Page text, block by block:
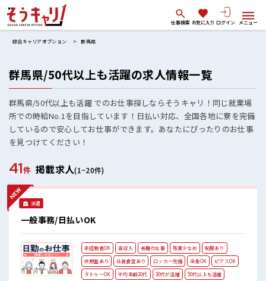
仕事検索 お気に入り ログイン メニュー
綜合キャリアオプション 群馬県
群馬県/50代以上も活躍の求人情報一覧
群馬県/50代以上も活躍 でのお仕事探しならそうキャリ！同じ就業場
所での時給No.1を目指しています！日払い対応、全国各地に寮を完備
しているので安心してお仕事ができます。あなたにぴったりのお仕事
を見つけてください！
41件 掲載求人(1~20件)
派遣
一般事務/日払いOK
未経験者OK 高収入 長期の仕事 残業少なめ
制服あり
休憩室あり
社員食堂あり ロッカー完備 染髪OK
ピアスOK
タトゥーOK
平均年齢20代 30代が活躍 50代以上も活躍